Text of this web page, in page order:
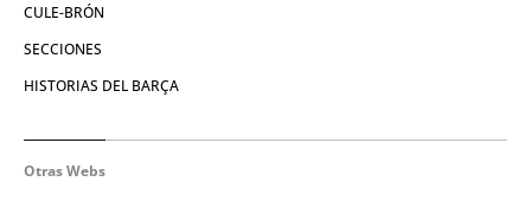
CULE-BRÓN
SECCIONES
HISTORIAS DEL BARÇA
Otras Webs